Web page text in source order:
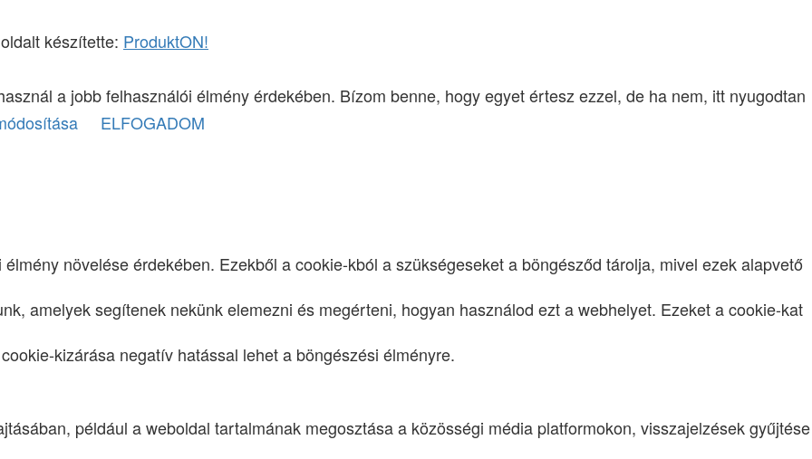
készítette: ProduktON!
a jobb felhasználói élmény érdekében. Bízom benne, hogy egyet értesz ezzel, de ha nem, itt nyugodtan
ELFOGADOM
növelése érdekében. Ezekből a cookie-kból a szükségeseket a böngésződ tárolja, mivel ezek alapvető
amelyek segítenek nekünk elemezni és megérteni, hogyan használod ezt a webhelyet. Ezeket a cookie-kat
kizárása negatív hatással lehet a böngészési élményre.
például a weboldal tartalmának megosztása a közösségi média platformokon, visszajelzések gyűjtése